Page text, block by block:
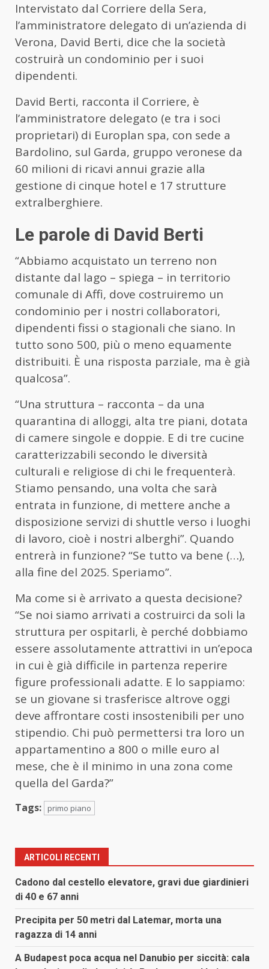
Intervistato dal Corriere della Sera,
l’amministratore delegato di un’azienda di
Verona, David Berti, dice che la società
costruirà un condominio per i suoi
dipendenti.
David Berti, racconta il Corriere, è
l’amministratore delegato (e tra i soci
proprietari) di Europlan spa, con sede a
Bardolino, sul Garda, gruppo veronese da
60 milioni di ricavi annui grazie alla
gestione di cinque hotel e 17 strutture
extralberghiere.
Le parole di David Berti
“Abbiamo acquistato un terreno non
distante dal lago – spiega – in territorio
comunale di Affi, dove costruiremo un
condominio per i nostri collaboratori,
dipendenti fissi o stagionali che siano. In
tutto sono 500, più o meno equamente
distribuiti. È una risposta parziale, ma è già
qualcosa”.
“Una struttura – racconta – da una
quarantina di alloggi, alta tre piani, dotata
di camere singole e doppie. E di tre cucine
caratterizzabili secondo le diversità
culturali e religiose di chi le frequenterà.
Stiamo pensando, una volta che sarà
entrata in funzione, di mettere anche a
disposizione servizi di shuttle verso i luoghi
di lavoro, cioè i nostri alberghi”. Quando
entrerà in funzione? “Se tutto va bene (…),
alla fine del 2025. Speriamo”.
Ma come si è arrivato a questa decisione?
“Se noi siamo arrivati a costruirci da soli la
struttura per ospitarli, è perché dobbiamo
essere assolutamente attrattivi in un’epoca
in cui è già difficile in partenza reperire
figure professionali adatte. E lo sappiamo:
se un giovane si trasferisce altrove oggi
deve affrontare costi insostenibili per uno
stipendio. Chi può permettersi tra loro un
appartamentino a 800 o mille euro al
mese, che è il minimo in una zona come
quella del Garda?”
Tags: primo piano
ARTICOLI RECENTI
Cadono dal cestello elevatore, gravi due giardinieri
di 40 e 67 anni
Precipita per 50 metri dal Latemar, morta una
ragazza di 14 anni
A Budapest poca acqua nel Danubio per siccità: cala